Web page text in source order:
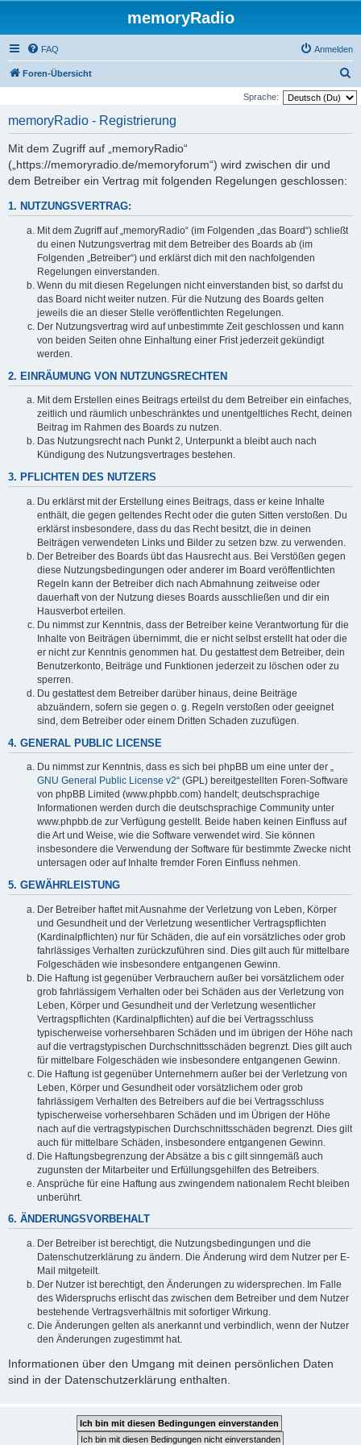
memoryRadio
FAQ Anmelden
Foren-Übersicht
u
Sprache:
memoryRadio - Registrierung
Mit dem Zugriff auf „memoryRadio“
(„https://memoryradio.de/memoryforum“) wird zwischen dir und
dem Betreiber ein Vertrag mit folgenden Regelungen geschlossen:
1. NUTZUNGSVERTRAG:
Mit dem Zugriff auf „memoryRadio“ (im Folgenden „das Board“) schließt
du einen Nutzungsvertrag mit dem Betreiber des Boards ab (im
Folgenden „Betreiber“) und erklärst dich mit den nachfolgenden
Regelungen einverstanden.
Wenn du mit diesen Regelungen nicht einverstanden bist, so darfst du
das Board nicht weiter nutzen. Für die Nutzung des Boards gelten
jeweils die an dieser Stelle veröffentlichten Regelungen.
Der Nutzungsvertrag wird auf unbestimmte Zeit geschlossen und kann
von beiden Seiten ohne Einhaltung einer Frist jederzeit gekündigt
werden.
2. EINRÄUMUNG VON NUTZUNGSRECHTEN
Mit dem Erstellen eines Beitrags erteilst du dem Betreiber ein einfaches,
zeitlich und räumlich unbeschränktes und unentgeltliches Recht, deinen
Beitrag im Rahmen des Boards zu nutzen.
Das Nutzungsrecht nach Punkt 2, Unterpunkt a bleibt auch nach
Kündigung des Nutzungsvertrages bestehen.
3. PFLICHTEN DES NUTZERS
Du erklärst mit der Erstellung eines Beitrags, dass er keine Inhalte
enthält, die gegen geltendes Recht oder die guten Sitten verstoßen. Du
erklärst insbesondere, dass du das Recht besitzt, die in deinen
Beiträgen verwendeten Links und Bilder zu setzen bzw. zu verwenden.
Der Betreiber des Boards übt das Hausrecht aus. Bei Verstößen gegen
diese Nutzungsbedingungen oder anderer im Board veröffentlichten
Regeln kann der Betreiber dich nach Abmahnung zeitweise oder
dauerhaft von der Nutzung dieses Boards ausschließen und dir ein
Hausverbot erteilen.
Du nimmst zur Kenntnis, dass der Betreiber keine Verantwortung für die
Inhalte von Beiträgen übernimmt, die er nicht selbst erstellt hat oder die
er nicht zur Kenntnis genommen hat. Du gestattest dem Betreiber, dein
Benutzerkonto, Beiträge und Funktionen jederzeit zu löschen oder zu
sperren.
Du gestattest dem Betreiber darüber hinaus, deine Beiträge
abzuändern, sofern sie gegen o. g. Regeln verstoßen oder geeignet
sind, dem Betreiber oder einem Dritten Schaden zuzufügen.
4. GENERAL PUBLIC LICENSE
Du nimmst zur Kenntnis, dass es sich bei phpBB um eine unter der „
GNU General Public License v2“ (GPL) bereitgestellten Foren-Software
von phpBB Limited (www.phpbb.com) handelt; deutschsprachige
Informationen werden durch die deutschsprachige Community unter
www.phpbb.de zur Verfügung gestellt. Beide haben keinen Einfluss auf
die Art und Weise, wie die Software verwendet wird. Sie können
insbesondere die Verwendung der Software für bestimmte Zwecke nicht
untersagen oder auf Inhalte fremder Foren Einfluss nehmen.
5. GEWÄHRLEISTUNG
Der Betreiber haftet mit Ausnahme der Verletzung von Leben, Körper
und Gesundheit und der Verletzung wesentlicher Vertragspflichten
(Kardinalpflichten) nur für Schäden, die auf ein vorsätzliches oder grob
fahrlässiges Verhalten zurückzuführen sind. Dies gilt auch für mittelbare
Folgeschäden wie insbesondere entgangenen Gewinn.
Die Haftung ist gegenüber Verbrauchern außer bei vorsätzlichem oder
grob fahrlässigem Verhalten oder bei Schäden aus der Verletzung von
Leben, Körper und Gesundheit und der Verletzung wesentlicher
Vertragspflichten (Kardinalpflichten) auf die bei Vertragsschluss
typischerweise vorhersehbaren Schäden und im übrigen der Höhe nach
auf die vertragstypischen Durchschnittsschäden begrenzt. Dies gilt auch
für mittelbare Folgeschäden wie insbesondere entgangenen Gewinn.
Die Haftung ist gegenüber Unternehmern außer bei der Verletzung von
Leben, Körper und Gesundheit oder vorsätzlichem oder grob
fahrlässigem Verhalten des Betreibers auf die bei Vertragsschluss
typischerweise vorhersehbaren Schäden und im Übrigen der Höhe
nach auf die vertragstypischen Durchschnittsschäden begrenzt. Dies gilt
auch für mittelbare Schäden, insbesondere entgangenen Gewinn.
Die Haftungsbegrenzung der Absätze a bis c gilt sinngemäß auch
zugunsten der Mitarbeiter und Erfüllungsgehilfen des Betreibers.
Ansprüche für eine Haftung aus zwingendem nationalem Recht bleiben
unberührt.
6. ÄNDERUNGSVORBEHALT
Der Betreiber ist berechtigt, die Nutzungsbedingungen und die
Datenschutzerklärung zu ändern. Die Änderung wird dem Nutzer per E-
Mail mitgeteilt.
Der Nutzer ist berechtigt, den Änderungen zu widersprechen. Im Falle
des Widerspruchs erlischt das zwischen dem Betreiber und dem Nutzer
bestehende Vertragsverhältnis mit sofortiger Wirkung.
Die Änderungen gelten als anerkannt und verbindlich, wenn der Nutzer
den Änderungen zugestimmt hat.
Informationen über den Umgang mit deinen persönlichen Daten
sind in der Datenschutzerklärung enthalten.